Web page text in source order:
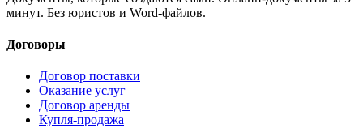
минут. Без юристов и Word-файлов.
Договоры
Договор поставки
Оказание услуг
Договор аренды
Купля-продажа